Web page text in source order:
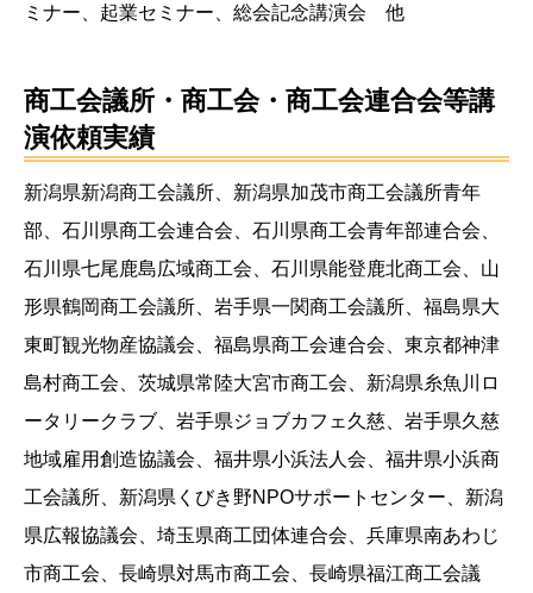
ミナー、起業セミナー、総会記念講演会 他
商工会議所・商工会・商工会連合会等講
演依頼実績
新潟県新潟商工会議所、新潟県加茂市商工会議所青年
部、石川県商工会連合会、石川県商工会青年部連合会、
石川県七尾鹿島広域商工会、石川県能登鹿北商工会、山
形県鶴岡商工会議所、岩手県一関商工会議所、福島県大
東町観光物産協議会、福島県商工会連合会、東京都神津
島村商工会、茨城県常陸大宮市商工会、新潟県糸魚川ロ
ータリークラブ、岩手県ジョブカフェ久慈、岩手県久慈
地域雇用創造協議会、福井県小浜法人会、福井県小浜商
工会議所、新潟県くびき野NPOサポートセンター、新潟
県広報協議会、埼玉県商工団体連合会、兵庫県南あわじ
市商工会、長崎県対馬市商工会、長崎県福江商工会議